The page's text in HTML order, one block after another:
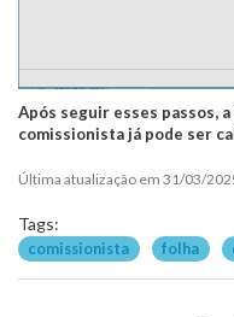
Após seguir esses passos,
comissionista já pode ser
Última atualização em 31/03/
Tags:
comissionista folha